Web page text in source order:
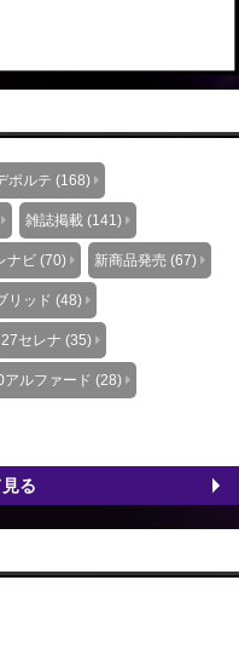
ポルテ (168)
雑誌掲載 (141)
ナビ (70) 新商品発売 (67)
リッド (48)
27セレナ (35)
アルファード (28)
る